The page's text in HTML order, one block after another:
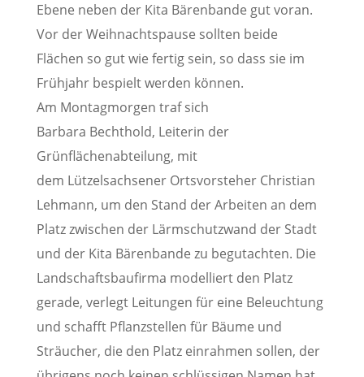
Ebene neben der Kita Bärenbande gut voran.
Vor der Weihnachtspause sollten beide
Flächen so gut wie fertig sein, so dass sie im
Frühjahr bespielt werden können.
Am Montagmorgen traf sich
Barbara Bechthold, Leiterin der
Grünflächenabteilung, mit
dem Lützelsachsener Ortsvorsteher Christian
Lehmann, um den Stand der Arbeiten an dem
Platz zwischen der Lärmschutzwand der Stadt
und der Kita Bärenbande zu begutachten. Die
Landschaftsbaufirma modelliert den Platz
gerade, verlegt Leitungen für eine Beleuchtung
und schafft Pflanzstellen für Bäume und
Sträucher, die den Platz einrahmen sollen, der